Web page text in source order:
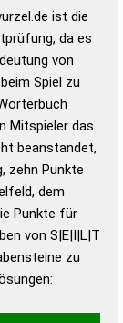
zu
um die
zu
in 12 Bänden
gutes
Grammatik
ist die
da es
von
Spiel zu
Mitspieler das
beanstandet,
zehn Punkte
dem
Punkte für
von S|E|I|L|T
zu